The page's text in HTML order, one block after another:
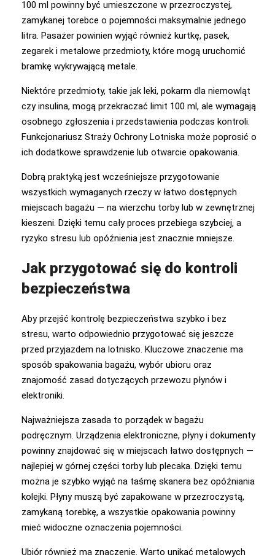
100 ml powinny być umieszczone w przezroczystej,
zamykanej torebce o pojemności maksymalnie jednego
litra. Pasażer powinien wyjąć również kurtkę, pasek,
zegarek i metalowe przedmioty, które mogą uruchomić
bramkę wykrywającą metale.
Niektóre przedmioty, takie jak leki, pokarm dla niemowląt
czy insulina, mogą przekraczać limit 100 ml, ale wymagają
osobnego zgłoszenia i przedstawienia podczas kontroli.
Funkcjonariusz Straży Ochrony Lotniska może poprosić o
ich dodatkowe sprawdzenie lub otwarcie opakowania.
Dobrą praktyką jest wcześniejsze przygotowanie
wszystkich wymaganych rzeczy w łatwo dostępnych
miejscach bagażu — na wierzchu torby lub w zewnętrznej
kieszeni. Dzięki temu cały proces przebiega szybciej, a
ryzyko stresu lub opóźnienia jest znacznie mniejsze.
Jak przygotować się do kontroli
bezpieczeństwa
Aby przejść kontrolę bezpieczeństwa szybko i bez
stresu, warto odpowiednio przygotować się jeszcze
przed przyjazdem na lotnisko. Kluczowe znaczenie ma
sposób spakowania bagażu, wybór ubioru oraz
znajomość zasad dotyczących przewozu płynów i
elektroniki.
Najważniejsza zasada to porządek w bagażu
podręcznym. Urządzenia elektroniczne, płyny i dokumenty
powinny znajdować się w miejscach łatwo dostępnych —
najlepiej w górnej części torby lub plecaka. Dzięki temu
można je szybko wyjąć na taśmę skanera bez opóźniania
kolejki. Płyny muszą być zapakowane w przezroczystą,
zamykaną torebkę, a wszystkie opakowania powinny
mieć widoczne oznaczenia pojemności.
Ubiór również ma znaczenie. Warto unikać metalowych